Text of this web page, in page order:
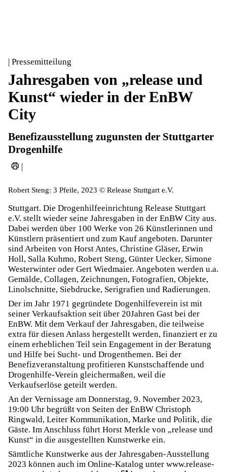
| Pressemitteilung
Jahresgaben von „release und
Kunst“ wieder in der EnBW
City
Benefizausstellung zugunsten der Stuttgarter
Drogenhilfe
|
Robert Steng: 3 Pfeile, 2023 © Release Stuttgart e.V.
Stuttgart. Die Drogenhilfeeinrichtung Release Stuttgart
e.V. stellt wieder seine Jahresgaben in der EnBW City aus.
Dabei werden über 100 Werke von 26 Künstlerinnen und
Künstlern präsentiert und zum Kauf angeboten. Darunter
sind Arbeiten von Horst Antes, Christine Gläser, Erwin
Holl, Salla Kuhmo, Robert Steng, Günter Uecker, Simone
Westerwinter oder Gert Wiedmaier. Angeboten werden u.a.
Gemälde, Collagen, Zeichnungen, Fotografien, Objekte,
Linolschnitte, Siebdrucke, Serigrafien und Radierungen.
Der im Jahr 1971 gegründete Dogenhilfeverein ist mit
seiner Verkaufsaktion seit über 20Jahren Gast bei der
EnBW. Mit dem Verkauf der Jahresgaben, die teilweise
extra für diesen Anlass hergestellt werden, finanziert er zu
einem erheblichen Teil sein Engagement in der Beratung
und Hilfe bei Sucht- und Drogenthemen. Bei der
Benefizveranstaltung profitieren Kunstschaffende und
Drogenhilfe-Verein gleichermaßen, weil die
Verkaufserlöse geteilt werden.
An der Vernissage am Donnerstag, 9. November 2023,
19:00 Uhr begrüßt von Seiten der EnBW Christoph
Ringwald, Leiter Kommunikation, Marke und Politik, die
Gäste. Im Anschluss führt Horst Merkle von „release und
Kunst“ in die ausgestellten Kunstwerke ein.
Sämtliche Kunstwerke aus der Jahresgaben-Ausstellung
2023 können auch im Online-Katalog unter www.release-